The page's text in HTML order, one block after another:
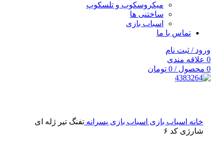
میکروسکوپ و تلسکوپ
ساختنی ها
اسباب بازی
تماس با ما
ورود / ثبت نام
0 علاقه مندی
0 محصول /
0 تومان
خانه اسباب بازی اسباب بازی پسرانه تفنگ تیر ژله ای
شارژی کد ۶